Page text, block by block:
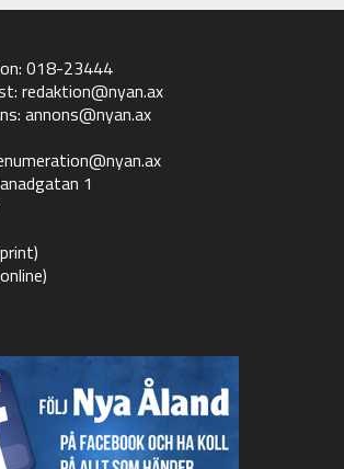
018-23444
redaktion@nyan.ax
annons@nyan.ax
1